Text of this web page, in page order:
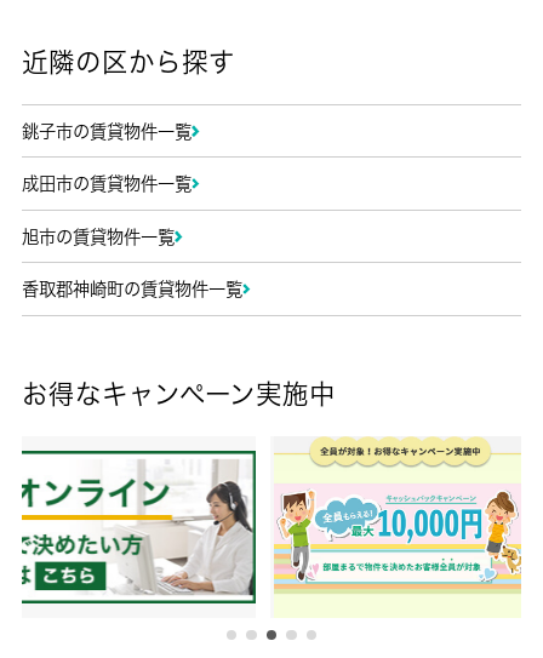
近隣の区から探す
銚子市の賃貸物件一覧
成田市の賃貸物件一覧
旭市の賃貸物件一覧
香取郡神崎町の賃貸物件一覧
お得なキャンペーン実施中